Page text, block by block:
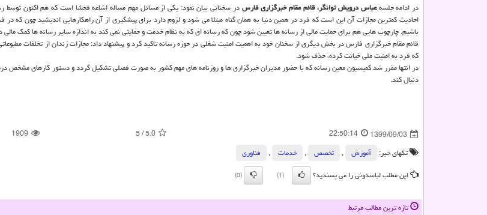
در ادامه جلسهعباس درویش توانگر، قائم مقام خبرگزاری فارسدر سخنانی بیان نمود: یکی از مسائل مهم مساله اشاعه فحشا است که هم اکنون توسط
احادیث کمترین مجازات آن این است که فرد در همین دنیا به همان گناه مبتلا می شود و لزوم دارد برای پیشگیری از آن راهکارهایی اندیشید چون که در
باشیم. چارچوب هایی هم برای حمایت مالی از رسانه ها تعیین شود چون که رسانه ای که به نظام خدمت و حمایتی نمی کند به اندازه سایر رسانه ها کمک
قائم مقام خبرگزاری فارس در بخش دیگری از سخنان خود به اهمیت امنیت شغلی در حوزه رسانه تاکید کرد و پیشنهاد داد: مجازات زندان از تخلفات
که فرد به امنیت ملی خیانت کرده، حذف شود.
در انتها مقرر شد کمیسیون معین رسانه که با حضور مدیران خبرگزاری ها و روزنامه های مهم کشور به صورت فصلی تشکیل گردد و دستور کارهای مشخص
دنبال کند.
1399/09/03
22:50:14
5.0
/
5
1909
تگهای خبر:
آموزش , تخصص , خدمات ,
فناوری
این مطلب لباسدونی را می پسندید؟
(1)
(0)
تازه ترین مطالب مرتبط